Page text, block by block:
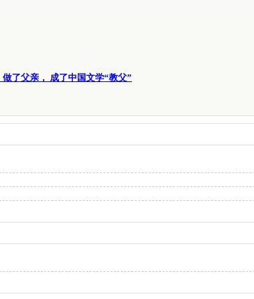
了父亲， 成了中国文学“教父”